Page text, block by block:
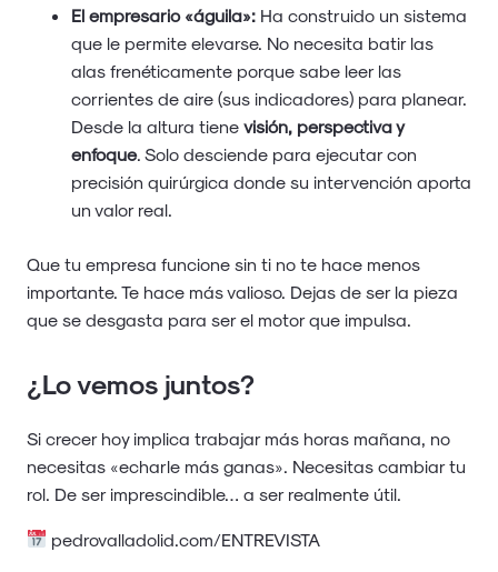
El empresario «águila»: Ha construido un sistema
que le permite elevarse. No necesita batir las
alas frenéticamente porque sabe leer las
corrientes de aire (sus indicadores) para planear.
Desde la altura tiene visión, perspectiva y
enfoque. Solo desciende para ejecutar con
precisión quirúrgica donde su intervención aporta
un valor real.
Que tu empresa funcione sin ti no te hace menos
importante. Te hace más valioso. Dejas de ser la pieza
que se desgasta para ser el motor que impulsa.
¿Lo vemos juntos?
Si crecer hoy implica trabajar más horas mañana, no
necesitas «echarle más ganas». Necesitas cambiar tu
rol. De ser imprescindible… a ser realmente útil.
pedrovalladolid.com/ENTREVISTA